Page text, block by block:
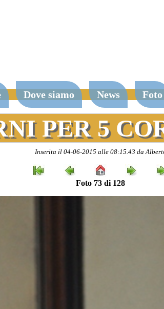
Dove siamo News Foto
PER 5
Inserita il 04-06-2015 alle 08:15.43 da
Foto 73 di 128